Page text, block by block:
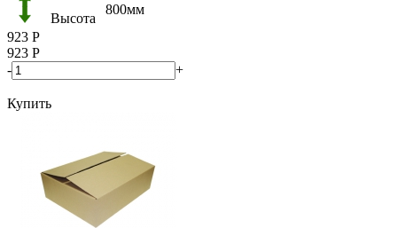
Высота
800мм
923 Р
923 Р
-
+
Купить